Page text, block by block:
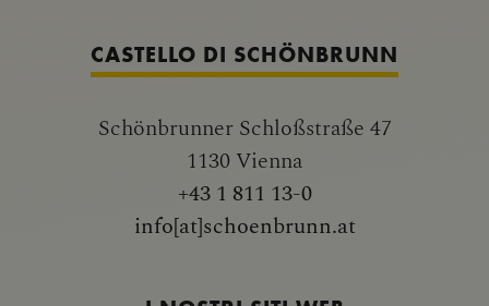
CASTELLO DI SCHÖNBRUNN
Schönbrunner Schloßstraße 47
1130 Vienna
+43 1 811 13-0
info[at]schoenbrunn.at